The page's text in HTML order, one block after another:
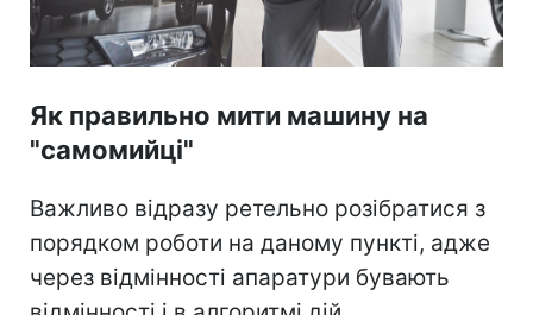
Як правильно мити машину на
"самомийці"
Важливо відразу ретельно розібратися з
порядком роботи на даному пункті, адже
через відмінності апаратури бувають